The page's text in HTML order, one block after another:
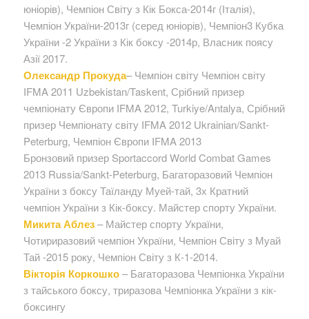
юніорів), Чемпіон Світу з Кік Бокса-2014г (Італія),
Чемпіон України-2013г (серед юніорів), Чемпіон3 Кубка
України -2 України з Кік боксу -2014р, Власник поясу
Азії 2017.
Олександр Прокуда– Чемпіон світу Чемпіон світу
IFMA 2011 Uzbekistan/Taskent, Срібний призер
чемпіонату Європи IFMA 2012, Turkiye/Antalya, Срібний
призер Чемпіонату світу IFMA 2012 Ukrainian/Sankt-
Peterburg, Чемпіон Європи IFMA 2013
Бронзовий призер Sportaccord World Combat Games
2013 Russia/Sankt-Peterburg, Багаторазовий Чемпіон
України з боксу Таїланду Муей-тай, 3х Кратний
чемпіон України з Кік-боксу. Майстер спорту України.
Микита Аблез– Майстер спорту України,
Чотириразовий чемпіон України, Чемпіон Світу з Муай
Тай -2015 року, Чемпіон Світу з К-1-2014.
Вікторія Коркошко– Багаторазова Чемпіонка України
з тайського боксу, триразова Чемпіонка України з кік-
боксингу